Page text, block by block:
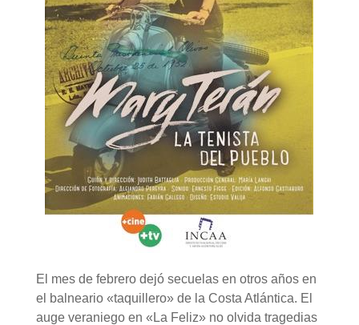
El mes de febrero dejó secuelas en otros años en
el balneario «taquillero» de la Costa Atlántica. El
auge veraniego en «La Feliz» no olvida tragedias